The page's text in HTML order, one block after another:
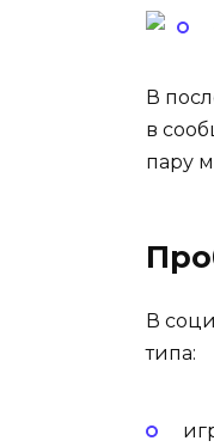
В
в
пару
В
типа: